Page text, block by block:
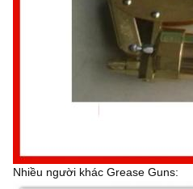
Nhiều người khác Grease Guns: